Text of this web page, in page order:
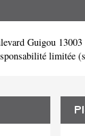
Guigou
limitée